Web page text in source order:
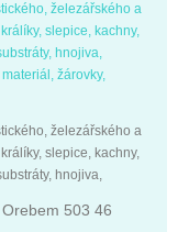
železářského a
slepice, kachny,
hnojiva,
žárovky,
železářského a
slepice, kachny,
hnojiva,
503 46